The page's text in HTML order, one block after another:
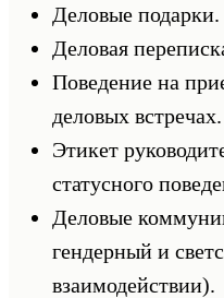
Деловые подарки.
Деловая
Поведение на
деловых встречах.
Этикет
статусного
Деловые
гендерный и
взаимодействии).